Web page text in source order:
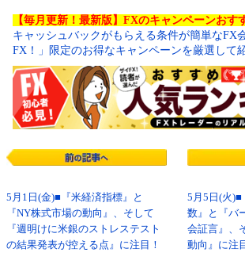
【毎月更新！最新版】FXのキャンペーンおす
キャッシュバックがもらえる条件が簡単なFX
FX！」限定のお得なキャンペーンを厳選して紹
5月1日(金)■『米経済指標』と
『NY株式市場の動向』、そして
『週明けに米銀のストレステスト
の結果発表が控える点』に注目！
5月5日(火)■
数』と『バ
会証言』、
動向』に注